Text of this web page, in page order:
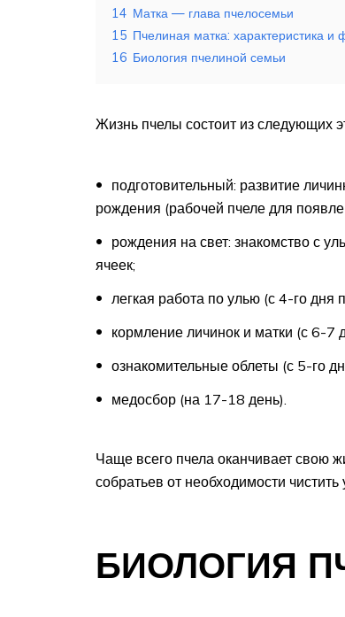
14 Матка — глава пчелосемьи
15 Пчелиная матка: характеристика и
16 Биология пчелиной семьи
Жизнь пчелы состоит из следующих
подготовительный: развитие
рождения (рабочей пчеле для
рождения на свет: знакомство с
ячеек;
легкая работа по улью (с 4-го дня
кормление личинок и матки (с 6-7
ознакомительные облеты (с 5-го
медосбор (на 17-18 день).
Чаще всего пчела оканчивает свою
собратьев от необходимости чистить
БИОЛОГИЯ